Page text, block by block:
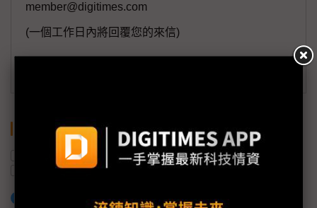
member@digitimes.com
(一個工作日內將回覆您的來信)
關鍵字
華泰電子 記憶體封測
AI伺服器
記憶體
eMMC
加入已選取到「關鍵字追蹤」